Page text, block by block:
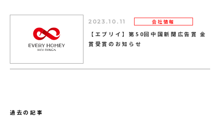
2023.10.11 会社情報
【エブリイ】第50回中国新聞広告賞 金
賞受賞のお知らせ
過去の記事